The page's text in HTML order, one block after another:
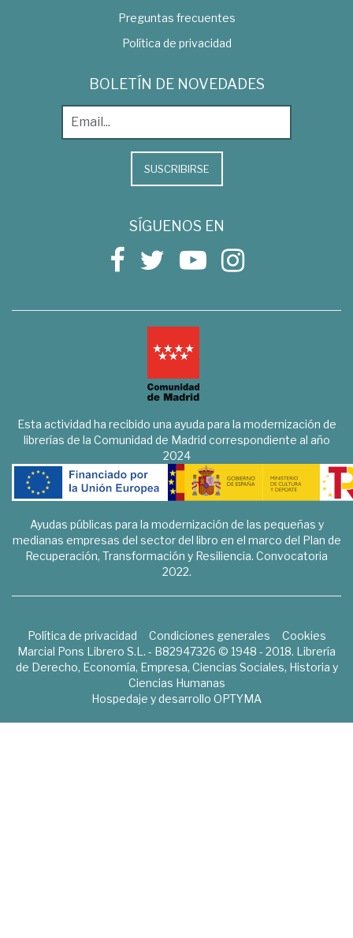
Preguntas frecuentes
Política de privacidad
BOLETÍN DE NOVEDADES
SUSCRIBIRSE
SÍGUENOS EN
Esta actividad ha recibido una ayuda para la modernización de
librerías de la Comunidad de Madrid correspondiente al año
2024
Ayudas públicas para la modernización de las pequeñas y
medianas empresas del sector del libro en el marco del Plan de
Recuperación, Transformación y Resiliencia. Convocatoria
2022.
Política de privacidad Condiciones generales
Cookies
Marcial Pons Librero S.L. - B82947326 © 1948 - 2018. Librería
de Derecho, Economía, Empresa, Ciencias Sociales, Historia y
Ciencias Humanas
Hospedaje y desarrollo OPTYMA